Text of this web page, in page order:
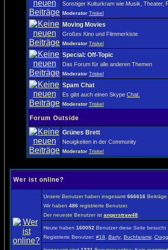
Sonstiger Kulturkram wie Musik, Theater,
Moderator Triskel
Moving Movies
Großes Kino und Flimmerkiste
Moderator Triskel
Special: Off-Topic
Das Forum für alle anderen Themen
Moderator Triskel
Spam Chat
Es gibt auch einen Skype Chat.
Moderator Triskel
Forum Outside
Grünes Brett
Neuigkeiten in der Community
Moderator Triskel
Wer ist online?
Unsere Benutzer haben insgesamt 666616 Beiträge
Wir haben 486 registrierte Benutzer.
Der neueste Benutzer ist angerstraw48
Heute haben 160052 Benutzer diese Seite besucht
Registrierte Benutzer: #18 Barty, Buchfaramir,